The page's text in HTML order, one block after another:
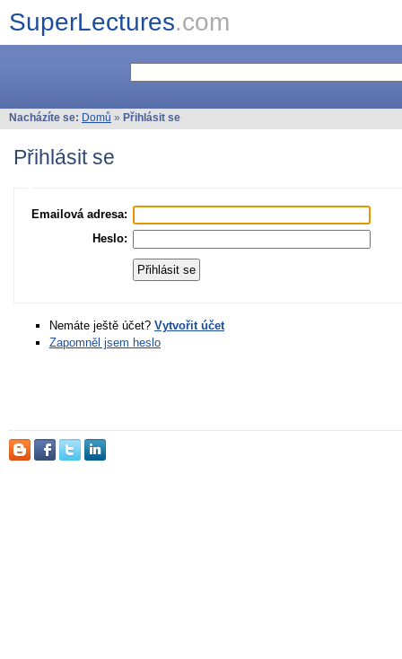
SuperLectures.com
Nacházíte se: Domů » Přihlásit se
Přihlásit se
Emailová adresa:
Heslo:
Nemáte ještě účet? Vytvořit účet
Zapomněl jsem heslo